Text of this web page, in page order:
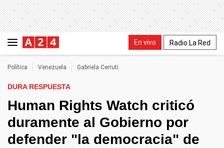
En vivo Radio La Red
Política Venezuela Gabriela Cerruti
DURA RESPUESTA
Human Rights Watch criticó
duramente al Gobierno por
defender "la democracia" de